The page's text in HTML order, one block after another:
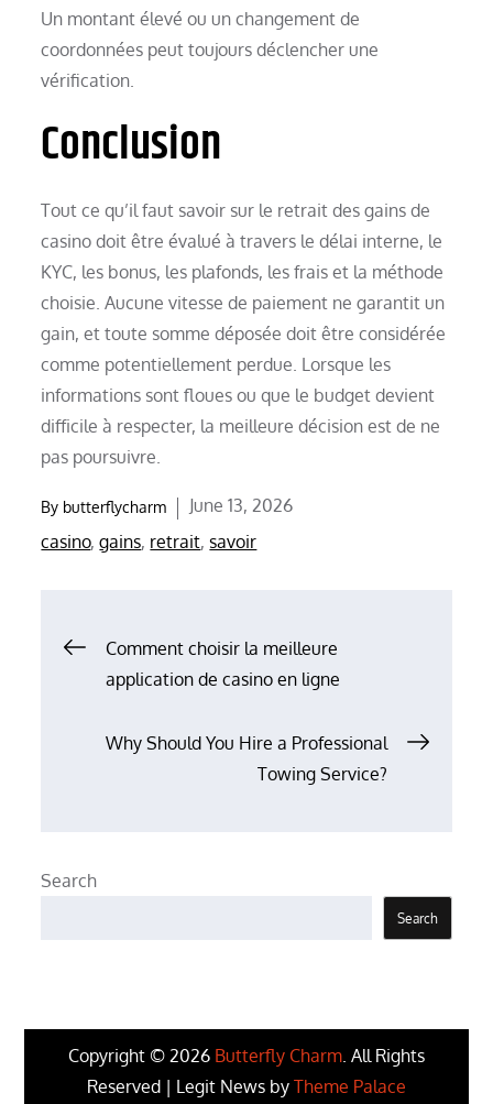
Un montant élevé ou un changement de
coordonnées peut toujours déclencher une
vérification.
Conclusion
Tout ce qu’il faut savoir sur le retrait des gains de
casino doit être évalué à travers le délai interne, le
KYC, les bonus, les plafonds, les frais et la méthode
choisie. Aucune vitesse de paiement ne garantit un
gain, et toute somme déposée doit être considérée
comme potentiellement perdue. Lorsque les
informations sont floues ou que le budget devient
difficile à respecter, la meilleure décision est de ne
pas poursuivre.
By butterflycharm
Posted
on
June 13, 2026
casino,gains, retrait,savoir
Post
navigation
Comment choisir la meilleure
application de casino en ligne
Why Should You Hire a Professional
Towing Service?
Search
Search
Copyright © 2026 Butterfly Charm . All Rights
Reserved | Legit News by Theme Palace